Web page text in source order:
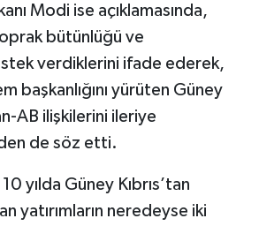
Modi ise açıklamasında,
bütünlüğü ve
verdiklerini ifade ederek,
başkanlığını yürüten Güney
AB ilişkilerini ileriye
de söz etti.
yılda Güney Kıbrıs’tan
yatırımların neredeyse iki